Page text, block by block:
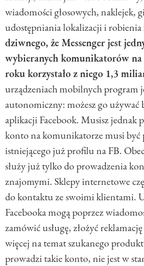
wiadomości głosowych, naklejek,
udostępniania lokalizacji i robienia
dziwnego, że Messenger jest
wybieranych komunikatorów na
roku korzystało z niego 1,3
urządzeniach mobilnych program
autonomiczny: możesz go używać
aplikacji Facebook. Musisz jednak
konto na komunikatorze musi być
istniejącego już profilu na FB.
służy już tylko do prowadzenia
znajomymi. Sklepy internetowe
do kontaktu ze swoimi klientami.
Facebooka mogą poprzez
zamówić usługę, złożyć
więcej na temat szukanego
prowadzi takie konto, nie jest w